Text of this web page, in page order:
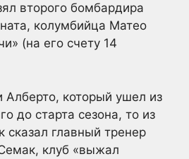
второго бомбардира
колумбийца Матео
(на его счету 14
Алберто, который ушел из
до старта сезона, то из
сказал главный тренер
клуб «выжал